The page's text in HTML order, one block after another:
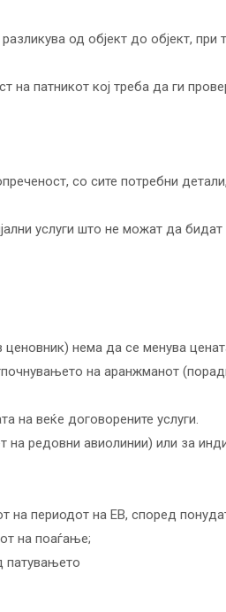
од објект до објект,
патникот кој треба да ги
со сите потребни
услуги што не можат да
нема да се менува
на аранжманот
на веќе договорените услуги.
редовни авиолинии) или за
на периодот на ЕВ, според
на поаѓање;
патувањето